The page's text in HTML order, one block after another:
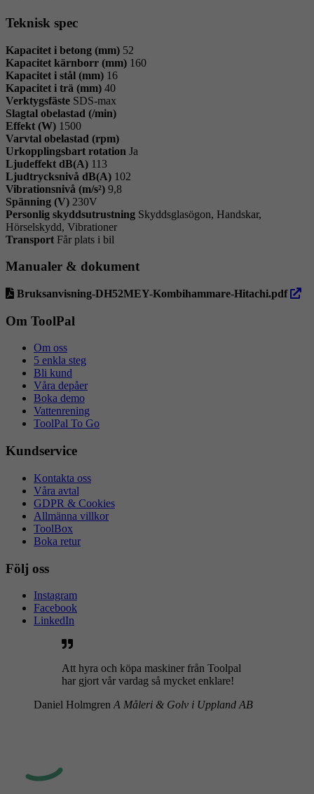
Teknisk spec
Kapacitet i betong (mm) 52
Kapacitet kärnborr (mm) 160
Kapacitet i stål (mm) 16
Kapacitet i trä (mm) 40
Verktygsfäste SDS-max
Slagtal obelastad (/min)
Effekt (W) 1500
Varvtal obelastad (rpm)
Urkopplingsbart rotation Ja
Ljudeffekt dB(A) 113
Ljudtrycksnivå dB(A) 102
Vibrationsnivå (m/s²) 9,8
Spänning (V) 230V
Personlig skyddsutrustning Skyddsglasögon, Handskar,
Hörselskydd, Vibrationer
Transport Får plats i bil
Manualer & dokument
Bruksanvisning-DH52MEY-Kombihammare-Hitachi.pdf
Om ToolPal
Om oss
5 enkla steg
Bli kund
Våra depåer
Boka demo
Vattenrening
ToolPal To Go
Kundservice
Kontakta oss
Våra avtal
GDPR & Cookies
Allmänna villkor
ToolBox
Boka retur
Följ oss
Instagram
Facebook
LinkedIn
Att hyra och köpa maskiner från Toolpal
har gjort vår vardag så mycket enklare!
Daniel Holmgren A Måleri & Golv i Uppland AB